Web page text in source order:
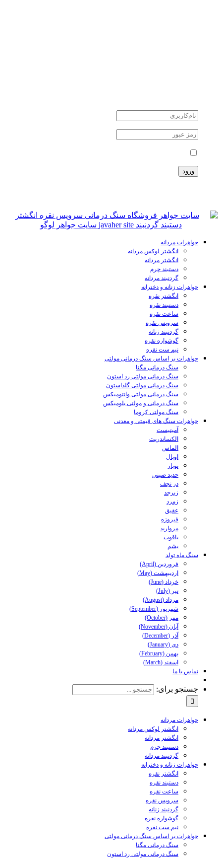
جواهرات مردانه
انگشتر لوکس مردانه
انگشتر مردانه
دستبند چرم
گردنبند مردانه
جواهرات زنانه و دخترانه
انگشتر نقره
دستبند نقره
ساعت نقره
سرویس نقره
گردنبند زنانه
گوشواره نقره
نیم ست نقره
جواهرات بر اساس سنگ درمانی مولتی
سنگ درمانی مگنا
سنگ درمانی مولتی رد استون
سنگ درمانی مولتی گلداستون
سنگ درمانی مولتی وانتومیکس
سنگ درمانی و مولتی بلومیکس
سنگ مولتی کروما
جواهرات سنگ های قیمتی و معدنی
آمیتیست
الکساندریت
الماس
اوپال
توپاز
حدید صینی
در نجف
زبرجد
زمرد
عقیق
فیروزه
مروارید
یاقوت
یشم
سنگ ماه تولد
فروردین (April)
اردیبهشت (May)
خرداد (June)
تیر (July)
مرداد (August)
شهریور (September)
مهر (October)
آبان (November)
آذر (December)
دی (January)
بهمن (February)
اسفند (March)
تماس با ما
جستجو برای:
جواهرات مردانه
انگشتر لوکس مردانه
انگشتر مردانه
دستبند چرم
گردنبند مردانه
جواهرات زنانه و دخترانه
انگشتر نقره
دستبند نقره
ساعت نقره
سرویس نقره
گردنبند زنانه
گوشواره نقره
نیم ست نقره
جواهرات بر اساس سنگ درمانی مولتی
سنگ درمانی مگنا
سنگ درمانی مولتی رد استون